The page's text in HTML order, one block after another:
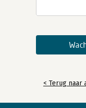
< Terug naar